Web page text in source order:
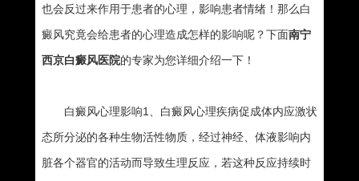
也会反过来作用于患者的心理，影响患者情绪！那么白
癜风究竟会给患者的心理造成怎样的影响呢？下面南宁
西京白癜风医院的专家为您详细介绍一下！
白癜风心理影响1、白癜风心理疾病促成体内应激状
态所分泌的各种生物活性物质，经过神经、体液影响内
脏各个器官的活动而导致生理反应，若这种反应持续时